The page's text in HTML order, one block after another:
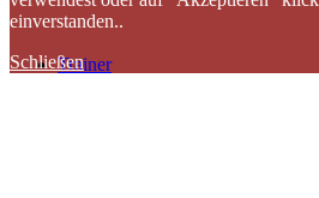
Trainer
einverstanden..
Schließen